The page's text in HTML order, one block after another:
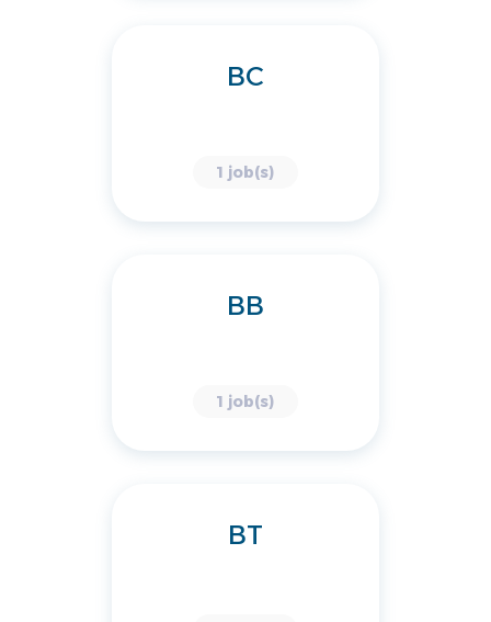
BC
1 job(s)
BB
1 job(s)
BT